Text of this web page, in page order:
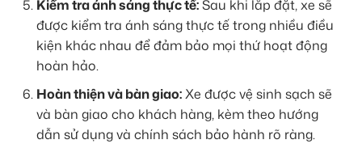
Kiểm tra ánh sáng thực tế:Sau khi lắp đặt, xe sẽ
được kiểm tra ánh sáng thực tế trong nhiều điều
kiện khác nhau để đảm bảo mọi thứ hoạt động
hoàn hảo.
Hoàn thiện và bàn giao:Xe được vệ sinh sạch sẽ
và bàn giao cho khách hàng, kèm theo hướng
dẫn sử dụng và chính sách bảo hành rõ ràng.